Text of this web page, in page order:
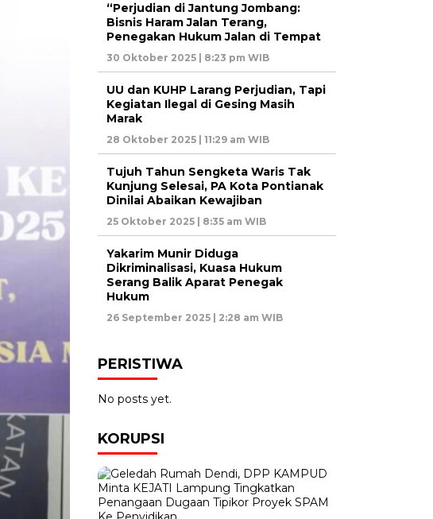
“Perjudian di Jantung Jombang:
Bisnis Haram Jalan Terang,
Penegakan Hukum Jalan di Tempat
30 Oktober 2025 | 8:23 pm WIB
UU dan KUHP Larang Perjudian, Tapi
Kegiatan Ilegal di Gesing Masih
Marak
28 Oktober 2025 | 11:29 am WIB
Tujuh Tahun Sengketa Waris Tak
Kunjung Selesai, PA Kota Pontianak
Dinilai Abaikan Kewajiban
25 Oktober 2025 | 8:35 am WIB
Yakarim Munir Diduga
Dikriminalisasi, Kuasa Hukum
Serang Balik Aparat Penegak
Hukum
26 September 2025 | 2:28 am WIB
PERISTIWA
No posts yet.
KORUPSI